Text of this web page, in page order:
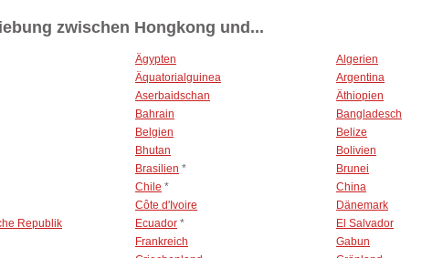
zwischen Hongkong und...
Ägypten Algerien
Äquatorialguinea Argentina
Aserbaidschan Äthiopien
Bahrain Bangladesch
Belgien Belize
Bhutan Bolivien
Brasilien * Brunei
Chile * China
Côte d'Ivoire Dänemark
Republik
Ecuador * El Salvador
Frankreich Gabun